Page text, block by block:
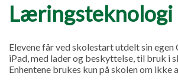
Læringsteknologi
Elevene får ved skolestart utdelt sin
iPad, med lader og beskyttelse, til bruk i
Enhentene brukes kun på skolen om ikke